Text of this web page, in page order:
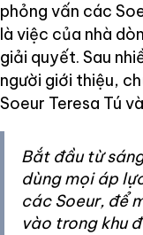
phỏng vấn các
là việc của nhà
giải quyết. Sau
người giới thiệu,
Soeur Teresa Tú
Bắt đầu từ
dùng mọi áp
các Soeur, để
vào trong khu